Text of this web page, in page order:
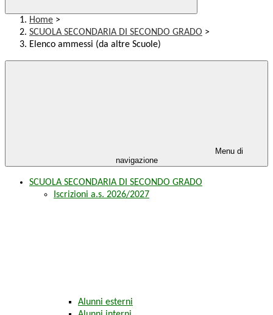
Home >
SCUOLA SECONDARIA DI SECONDO GRADO >
Elenco ammessi (da altre Scuole)
Menu di
navigazione
SCUOLA SECONDARIA DI SECONDO GRADO
Iscrizioni a.s. 2026/2027
Alunni esterni